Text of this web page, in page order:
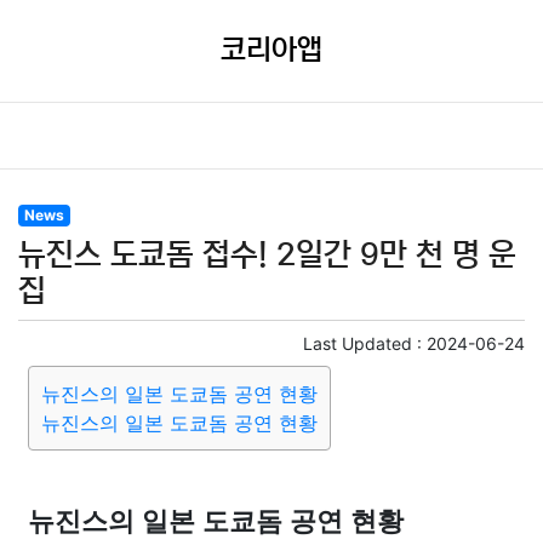
코리아앱
News
뉴진스 도쿄돔 접수! 2일간 9만 천 명 운
집
Last Updated : 2024-06-24
뉴진스의 일본 도쿄돔 공연 현황
뉴진스의 일본 도쿄돔 공연 현황
뉴진스의 일본 도쿄돔 공연 현황